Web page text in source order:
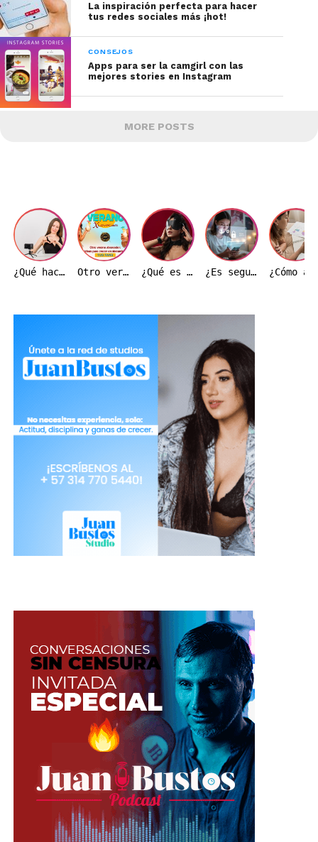
La inspiración perfecta para hacer
tus redes sociales más ¡hot!
CONSEJOS
Apps para ser la camgirl con las
mejores stories en Instagram
MORE POSTS
¿Qué hace realmente una modelo webcam durante una transmisión? Otro verano ardiente: Ideas de transmisión para hacer crecer tu base de fans ¿Qué es el BDSM y por qué es importante entenderlo correctamente? ¿Es seguro trabajar como modelo webcam en Colombia?